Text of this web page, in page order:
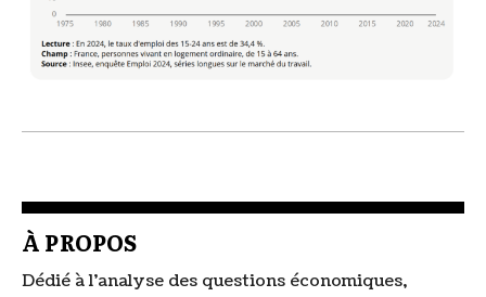
À PROPOS
Dédié à l'analyse des questions économiques,